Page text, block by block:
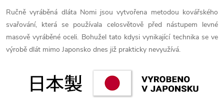
Ručně vyráběná dláta Nomi jsou vytvořena metodou kovářského
svařování, která se používala celosvětově před nástupem levné
masově vyráběné oceli. Bohužel tato kdysi vynikající technika se ve
výrobě dlát mimo Japonsko dnes již prakticky nevyužívá.